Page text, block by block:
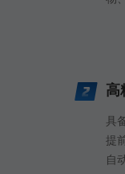
高
具
提
自